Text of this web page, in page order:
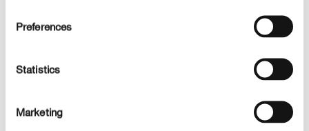
Preferences
Statistics
Marketing